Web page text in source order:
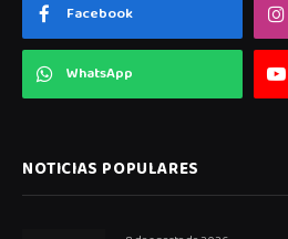
Facebook
WhatsApp
NOTICIAS POPULARES